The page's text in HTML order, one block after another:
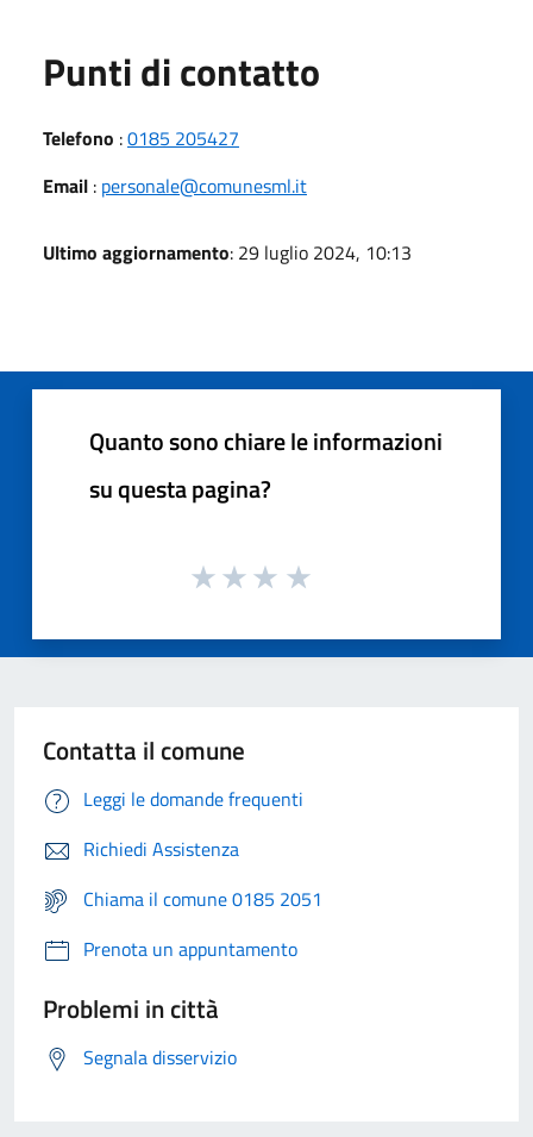
Punti di contatto
Telefono :0185 205427
Email : personale@comunesml.it
Ultimo aggiornamento: 29 luglio 2024, 10:13
Quanto sono chiare le informazioni
su questa pagina?
Contatta il comune
Leggi le domande frequenti
Richiedi Assistenza
Chiama il comune 0185 2051
Prenota un appuntamento
Problemi in città
Segnala disservizio